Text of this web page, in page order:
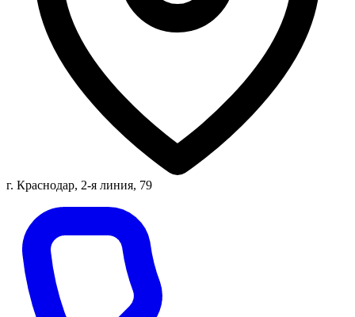
г. Краснодар, 2-я линия, 79